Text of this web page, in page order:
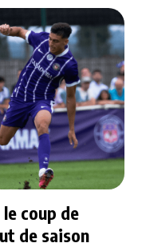
coup de
de saison